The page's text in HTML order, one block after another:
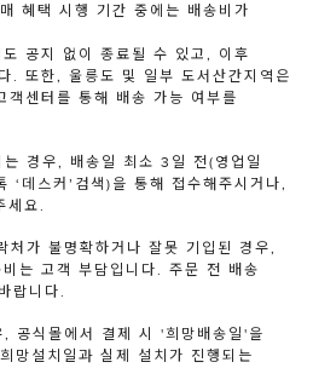
혜택 시행 기간 중에는 배송비가
공지 없이 종료될 수 있고, 이후
. 또한, 울릉도 및 일부 도서산간지역은
객센터를 통해 배송 가능 여부를
경우, 배송일 최소 3일 전(영업일
‘데스커’검색)을 통해 접수해주시거나,
세요.
가 불명확하거나 잘못 기입된 경우,
는 고객 부담입니다. 주문 전 배송
랍니다.
공식몰에서 결제 시 '희망배송일'을
망설치일과 실제 설치가 진행되는